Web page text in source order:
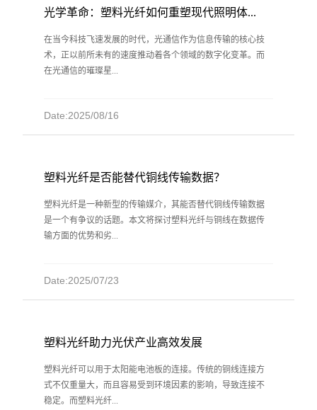
光学革命：塑料光纤如何重塑现代照明体...
在当今科技飞速发展的时代，光通信作为信息传输的核心技
术，正以前所未有的速度推动着各个领域的数字化变革。而
在光通信的璀璨星...
Date:2025/08/16
塑料光纤是否能替代铜线传输数据？
塑料光纤是一种新型的传输媒介，其能否替代铜线传输数据
是一个有争议的话题。本文将探讨塑料光纤与铜线在数据传
输方面的优势和劣...
Date:2025/07/23
塑料光纤助力光伏产业高效发展
塑料光纤可以用于太阳能电池板的连接。传统的铜线连接方
式不仅重量大，而且容易受到环境因素的影响，导致连接不
稳定。而塑料光纤...